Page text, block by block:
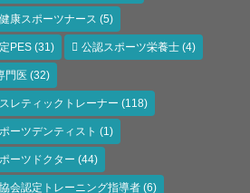
健康スポーツナース (5)
PES (31) 公認スポーツ栄養士 (4)
門医 (32)
レティックトレーナー (118)
ーツデンティスト (1)
ーツドクター (44)
会認定トレーニング指導者 (6)